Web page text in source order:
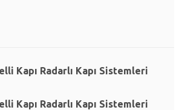
Kapı Radarlı Kapı Sistemleri
Kapı Radarlı Kapı Sistemleri